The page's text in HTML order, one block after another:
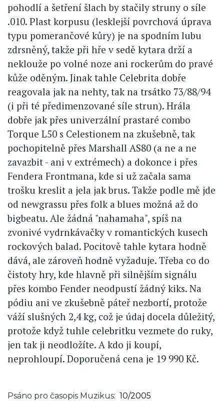
pohodlí a šetření šlach by stačily struny o síle
.010. Plast korpusu (lesklejší povrchová úprava
typu pomerančové kůry) je na spodním lubu
zdrsněný, takže při hře v sedě kytara drží a
neklouže po volné noze ani rockerům do pravé
kůže oděným. Jinak tahle Celebrita dobře
reagovala jak na nehty, tak na trsátko 73/88/94
(i při té předimenzované síle strun). Hrála
dobře jak přes univerzální prastaré combo
Torque L50 s Celestionem na zkušebně, tak
pochopitelně přes Marshall AS80 (a ne a ne
zavazbit - ani v extrémech) a dokonce i přes
Fendera Frontmana, kde si už začala sama
trošku kreslit a jela jak brus. Takže podle mě jde
od newgrassu přes folk a blues možná až do
bigbeatu. Ale žádná "nahamaha", spíš na
zvonivé vydrnkávačky v romantických kusech
rockových balad. Pocitově tahle kytara hodně
dává, ale zároveň hodně vyžaduje. Třeba co do
čistoty hry, kde hlavně při silnějším signálu
přes kombo Fender neodpustí žádný kiks. Na
pódiu ani ve zkušebně páteř nezbortí, protože
váží slušných 2,4 kg, což je údaj docela důležitý,
protože když tuhle celebritku vezmete do ruky,
jen tak ji neodložíte. A kdo ji koupí,
neprohloupí. Doporučená cena je 19 990 Kč.
Psáno pro časopis Muzikus 10/2005